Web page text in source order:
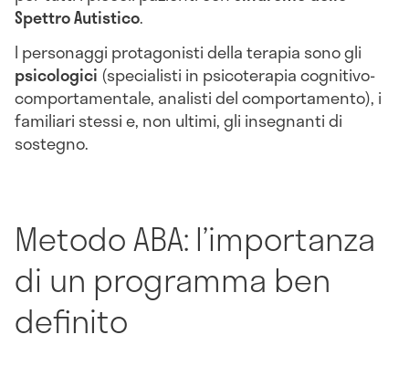
Spettro Autistico.
I personaggi protagonisti della terapia sono gli
psicologici (specialisti in psicoterapia cognitivo-
comportamentale, analisti del comportamento), i
familiari stessi e, non ultimi, gli insegnanti di
sostegno.
Metodo ABA: l’importanza
di un programma ben
definito